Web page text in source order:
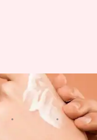
kulit bercahaya
tubuh
Feb 19, 2024 12:02 pm